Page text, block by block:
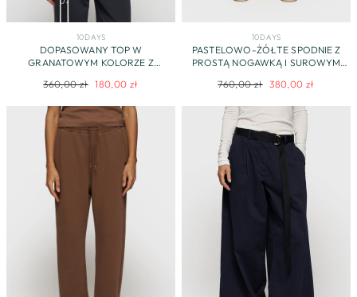
10DAYS
DOPASOWANY TOP W
GRANATOWYM KOLORZE Z
Regularna
360,00 zł Cena
180,00 zł
10DAYS
PASTELOWO-ŻÓŁTE SPODNIE Z
PROSTĄ NOGAWKĄ I SUROWYM
Regularna
760,00 zł
Cena
380,00 zł